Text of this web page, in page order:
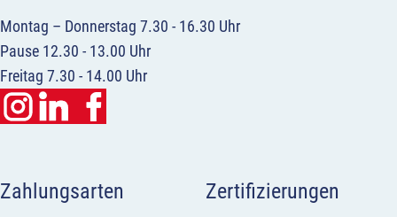
Montag – Donnerstag 7.30 - 16.30 Uhr
Pause 12.30 - 13.00 Uhr
Freitag 7.30 - 14.00 Uhr
Zahlungsarten Zertifizierungen